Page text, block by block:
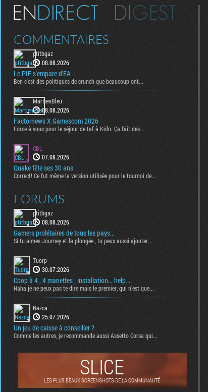
COMMENTAIRES
ptitbgaz
08.08.2026
Le PIF s'empare d'EA
Ben c'est des politiques de crunch que beaucoup ont...
MartienBleu
08.08.2026
Factornews X Gamescom 2026
Force à vous pour le séjour de taf à Köln. Ça fait des...
CBL
07.08.2026
Quake fête ses 30 ans
Correct! Ce fut même la version utilisée pour le tournoi de...
FORUMS
ptitbgaz
08.08.2026
Gamers prolétaires de tous les pays...
Si tu aimes Journey et la plongée , tu peux aussi ajouter...
Tuorp
30.07.2026
Coop à 4 , 4 manettes , installation... help....
Haha je ne peux pas te dire mais le premier, qui n'est que...
Nazca
25.07.2026
Un jeu de caisse à conseiller ?
Comme les autres, je recommande aussi Assetto Corsa qui...
SLICE
LES PLUS BEAUX SCREENSHOTS DE LA COMMUNAUTÉ